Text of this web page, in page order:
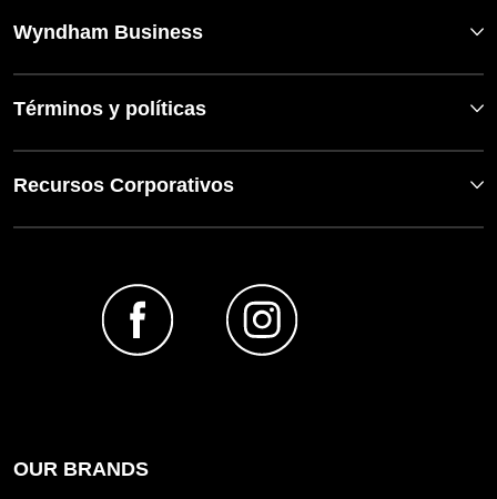
Wyndham Business
Términos y políticas
Recursos Corporativos
OUR BRANDS